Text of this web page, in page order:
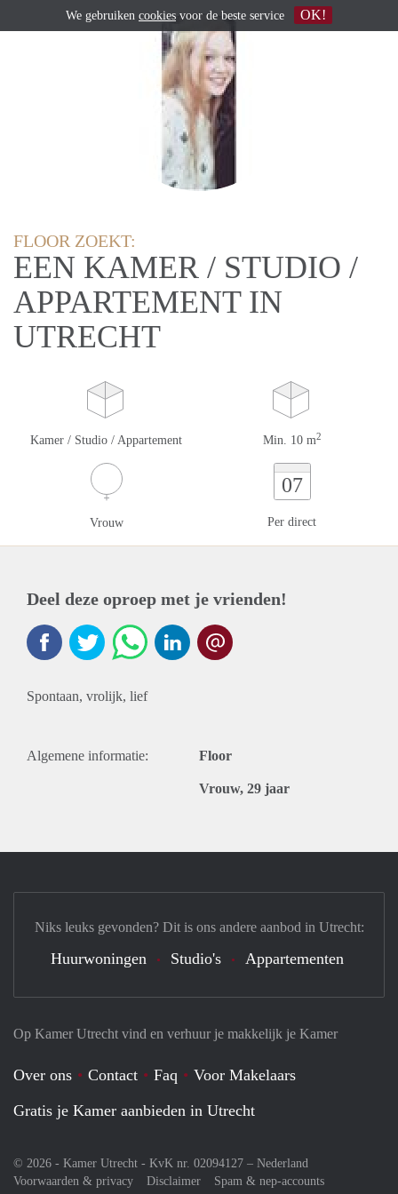
FLOOR ZOEKT:
EEN KAMER / STUDIO /
APPARTEMENT IN
UTRECHT
Kamer / Studio / Appartement Min. 10 m2
Vrouw
07
Per direct
Deel deze oproep met je vrienden!
Spontaan, vrolijk, lief
Algemene informatie: Floor
Vrouw, 29 jaar
Op Kamer Utrecht vind en verhuur je makkelijk je Kamer
Over ons Contact Faq
Voor Makelaars
Gratis je Kamer aanbieden in Utrecht
© 2026 - Kamer Utrecht - KvK nr. 02094127 – Nederland
Voorwaarden & privacy
Disclaimer
Spam & nep-accounts
Niks leuks gevonden? Dit is ons andere aanbod in Utrecht:
Huurwoningen Studio's Appartementen
We gebruiken cookies voor de beste service OK!